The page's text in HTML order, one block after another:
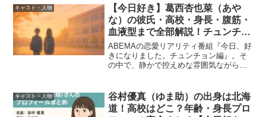
たに向けて、今回は彼女の“顔の変化”をひ
も解いて...
キャスト・人物
【今日好き】葛西杏也菜（あや
な）の彼氏・高校・身長・腹筋・
血液型まで全部解説！チュンチョ
ン編の注目メンバーの今を追う
ABEMAの恋愛リアリティ番組『今日、好
きになりました。チュンチョン編』。そ
の中で、静かで控えめな雰囲気ながら、
ョンをするタイプではありませんが、
「なんとなく惹かれる」「...
キャスト・人物
谷村優真（ゆま助）の出身は北海
道！高校はどこ？年齢・身長プロ